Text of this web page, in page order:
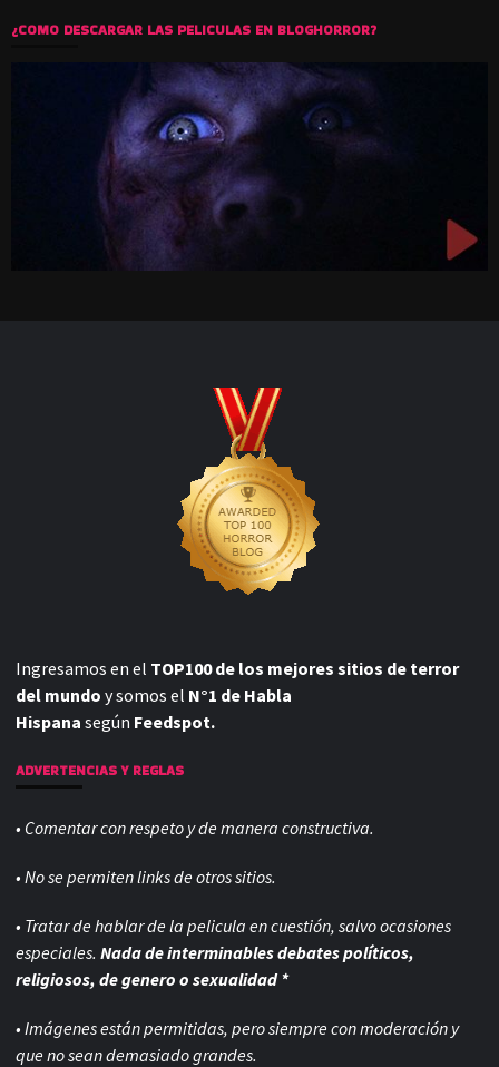
¿COMO DESCARGAR LAS PELICULAS EN BLOGHORROR?
Ingresamos en el TOP100 de los mejores sitios de terror
del mundo y somos el N°1 de Habla
Hispana según Feedspot.
ADVERTENCIAS Y REGLAS
• Comentar con respeto y de manera constructiva.
• No se permiten links de otros sitios.
• Tratar de hablar de la pelicula en cuestión, salvo ocasiones
especiales. Nada de interminables debates políticos,
religiosos, de genero o sexualidad *
• Imágenes están permitidas, pero siempre conmoderación y
que no sean demasiado grandes.